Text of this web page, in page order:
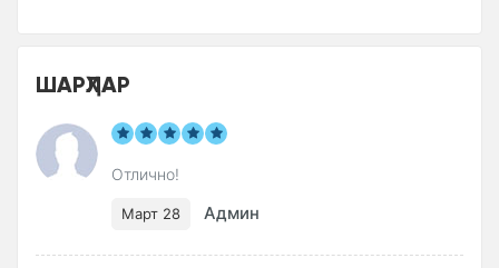
ШАРҲЛАР
Отлично!
Март 28 Админ